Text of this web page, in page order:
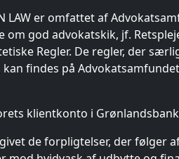
LAW er omfattet af
god advokatskik, jf.
Regler. De regler, der
findes på
klientkonto i
de forpligtelser, der følger